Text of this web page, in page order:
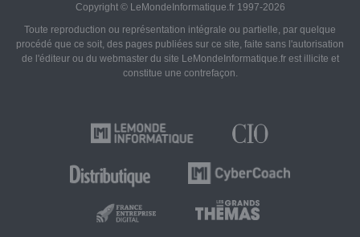
Copyright © LeMondeInformatique.fr 1997-2026
Toute reproduction ou représentation intégrale ou partielle, par quelque
procédé que ce soit, des pages publiées sur ce site, faite sans l'autorisation
de l'éditeur ou du webmaster du site LeMondeInformatique.fr est illicite et
constitue une contrefaçon.